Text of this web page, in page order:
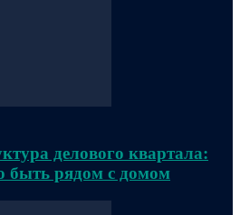
делового квартала:
быть рядом с домом